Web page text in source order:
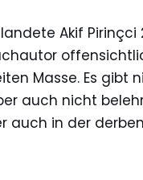
Akif Pirinçci
Masse. Es gibt
auch nicht
auch in der